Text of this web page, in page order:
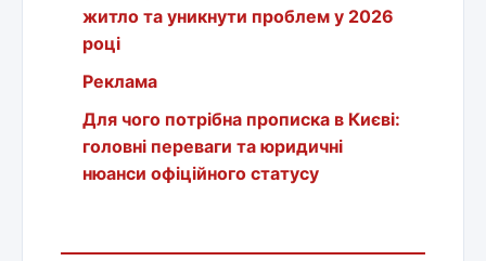
житло та уникнути проблем у 2026
році
Реклама
Для чого потрібна прописка в Києві:
головні переваги та юридичні
нюанси офіційного статусу